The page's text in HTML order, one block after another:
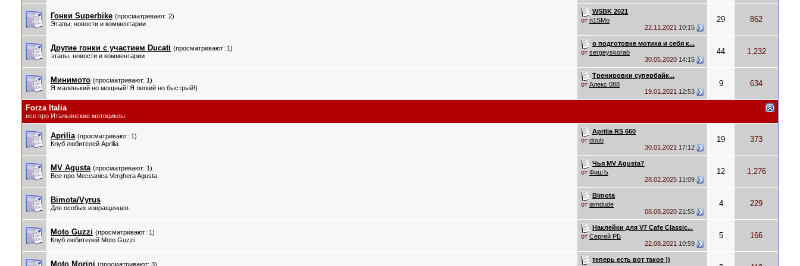
Гонки Superbike (просматривают: 2)
Этапы, новости и комментарии
WSBK 2021
от n1SMo
22.11.2021 10:15
29 862
Другие гонки с участием Ducati (просматривают: 1)
этапы, новости и комментарии
о подготовке мотика и себя к...
от sergeyskorab
30.05.2020 14:15
44 1,232
Минимото (просматривают: 1)
Я маленький но мощный! Я легкий но быстрый!)
Тренировки супербайк...
от Алекс 088
19.01.2021 12:53
9 634
Forza Italia
все про Итальянские мотоциклы.
Aprilia (просматривают: 1)
Клуб любителей Aprilia
Aprilia RS 660
от doub
30.01.2021 17:12
19 373
MV Agusta (просматривают: 1)
Все про Meccanica Verghera Agusta.
Чья MV Agusta?
от ФишЪ
28.02.2025 11:09
12 1,276
Bimota/Vyrus
Для особых извращенцев.
Bimota
от iamdude
08.08.2020 21:55
4 229
Moto Guzzi (просматривают: 1)
Клуб любителей Moto Guzzi
Наклейки для V7 Cafe Classic...
от Сергей РБ
22.08.2021 10:59
5 166
Moto Morini (просматривают: 3)
теперь есть вот такое ))